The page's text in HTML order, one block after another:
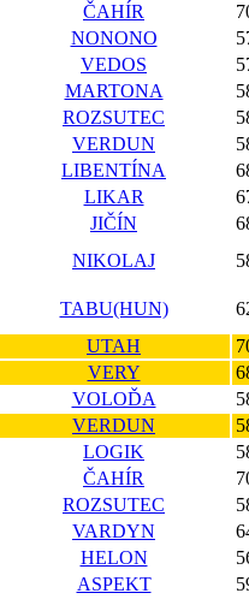
ČAHÍR
NONONO
VEDOS
MARTONA
ROZSUTEC
VERDUN
LIBENTÍNA
LIKAR
JIČÍN
NIKOLAJ
TABU(HUN)
UTAH
VERY
VOLOĎA
VERDUN
LOGIK
ČAHÍR
ROZSUTEC
VARDYN
HELON
ASPEKT